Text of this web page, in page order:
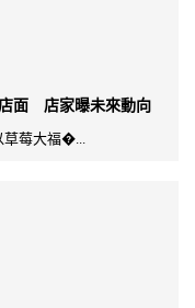
店面 店家曝未來動向
草莓大福�...